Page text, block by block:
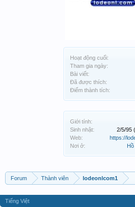
Hoạt động cuối:
Tham gia ngày:
Bài viết:
Đã được thích:
Điểm thành tích:
Giới tính:
Sinh nhật:
2/5/95
Web:
https://
Nơi ở:
Forum Thành viên lodeonlcom1
Tiếng Việt